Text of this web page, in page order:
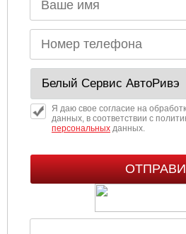
Я даю свое согласие на
данных, в соответствии с
персональныхданных.